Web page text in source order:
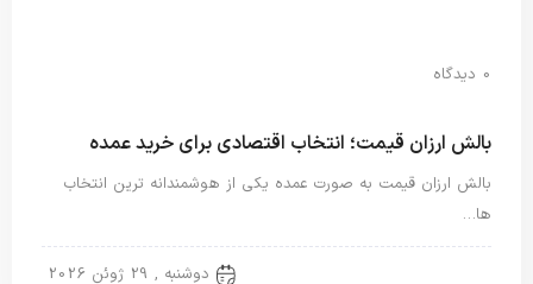
0 دیدگاه
بالش ارزان قیمت؛ انتخاب اقتصادی برای خرید عمده
بالش ارزان قیمت به صورت عمده یکی از هوشمندانه ترین انتخاب
ها…
دوشنبه , 29 ژوئن 2026